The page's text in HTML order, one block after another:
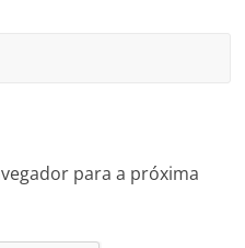
para a próxima